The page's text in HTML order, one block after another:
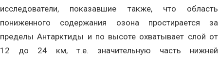
исследователи, показавшие также, что область
пониженного содержания озона простирается за
пределы Антарктиды и по высоте охватывает слой от
12 до 24 км, т.е. значительную часть нижней